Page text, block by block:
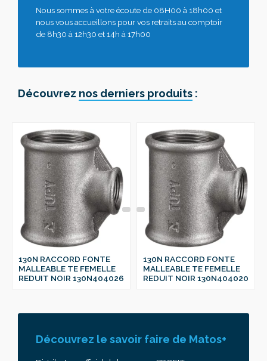
Nous sommes à votre écoute de 08H00 à 18h00 et
nous vous accueillons pour vos retraits au comptoir
de 8h30 à 12h30 et 14h à 17h00
Découvrez nos derniers produits :
130N RACCORD FONTE
MALLEABLE TE FEMELLE
REDUIT NOIR 130N404026
130N RACCORD FONTE
MALLEABLE TE FEMELLE
REDUIT NOIR 130N404020
Découvrez le savoir faire de Matos+